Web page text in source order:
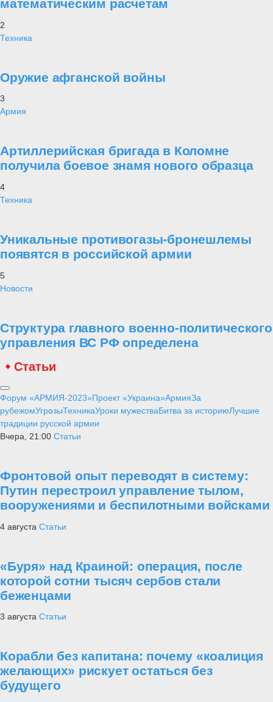
математическим расчетам
2
Техника
Оружие афганской войны
3
Армия
Артиллерийская бригада в Коломне
получила боевое знамя нового образца
4
Техника
Уникальные противогазы-бронешлемы
появятся в российской армии
5
Новости
Структура главного военно-политического
управления ВС РФ определена
Статьи
Форум «АРМИЯ-2023»Проект «Украина»АрмияЗа
рубежомУгрозыТехникаУроки мужестваБитва за историюЛучшие
традиции русской армии
Вчера, 21:00 Статьи
Фронтовой опыт переводят в систему:
Путин перестроил управление тылом,
вооружениями и беспилотными войсками
4 августа Статьи
«Буря» над Краиной: операция, после
которой сотни тысяч сербов стали
беженцами
3 августа Статьи
Корабли без капитана: почему «коалиция
желающих» рискует остаться без
будущего